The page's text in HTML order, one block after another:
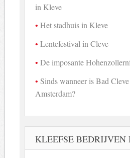
in Kleve
Het stadhuis in Kleve
Lentefestival in Cleve
De imposante
Sinds wanneer is Bad
Amsterdam?
KLEEFSE BEDRIJVEN